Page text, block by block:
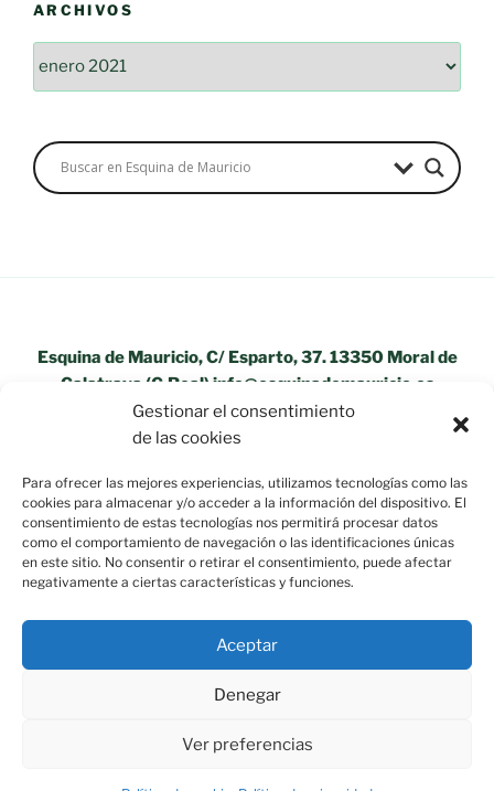
Gestionar el consentimiento
de las cookies
Para ofrecer las mejores experiencias, utilizamos tecnologías como las
cookies para almacenar y/o acceder a la información del dispositivo. El
consentimiento de estas tecnologías nos permitirá procesar datos
como el comportamiento de navegación o las identificaciones únicas
en este sitio. No consentir o retirar el consentimiento, puede afectar
negativamente a ciertas características y funciones.
Aceptar
Denegar
Ver preferencias
ARCHIVOS
Archivos
Esquina de Mauricio, C/ Esparto, 37. 13350 Moral de
Calatrava (C.Real) info@esquinademauricio.es
«Aviso Legal»